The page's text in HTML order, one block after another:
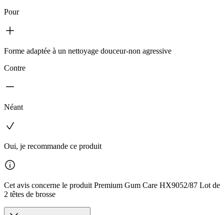
Pour
Forme adaptée à un nettoyage douceur-non agressive
Contre
Néant
Oui, je recommande ce produit
Cet avis concerne le produit Premium Gum Care HX9052/87 Lot de
2 têtes de brosse